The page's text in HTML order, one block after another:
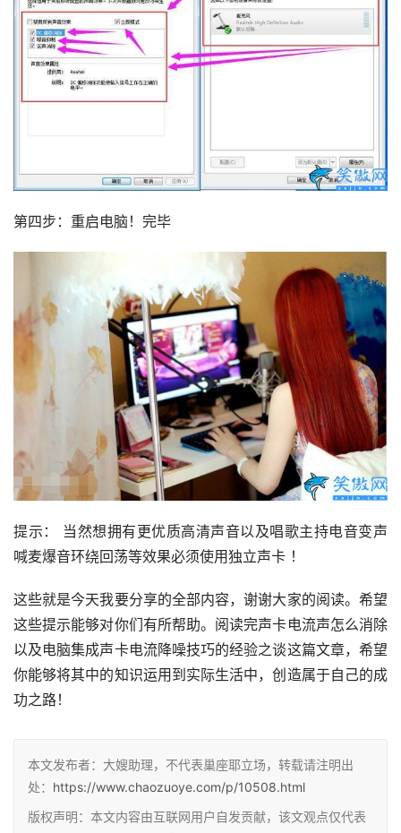
第四步：重启电脑！完毕
提示： 当然想拥有更优质高清声音以及唱歌主持电音变声
喊麦爆音环绕回荡等效果必须使用独立声卡 ！
这些就是今天我要分享的全部内容，谢谢大家的阅读。希望
这些提示能够对你们有所帮助。阅读完声卡电流声怎么消除
以及电脑集成声卡电流降噪技巧的经验之谈这篇文章，希望
你能够将其中的知识运用到实际生活中，创造属于自己的成
功之路！
本文发布者：大嫂助理，不代表巢座耶立场，转载请注明出
处： https://www.chaozuoye.com/p/10508.html
版权声明：本文内容由互联网用户自发贡献，该文观点仅代表